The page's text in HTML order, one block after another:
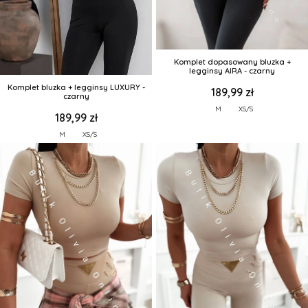
Komplet bluzka + legginsy LUXURY -
czarny
189,99 zł
M XS/S
Komplet dopasowany bluzka +
legginsy AIRA - czarny
189,99 zł
M XS/S